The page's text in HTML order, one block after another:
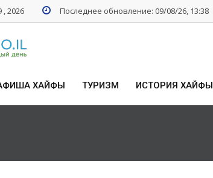
, 2026 Последнее обновление: 09/08/26, 13:38
ХАЙФЫ ТУРИЗМ ИСТОРИЯ ХАЙФЫ